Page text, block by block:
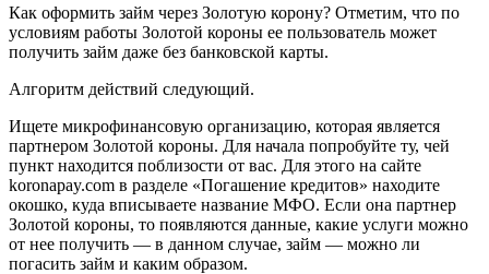
Как оформить займ через Золотую корону? Отметим, что по
условиям работы Золотой короны ее пользователь может
получить займ даже без банковской карты.
Алгоритм действий следующий.
Ищете микрофинансовую организацию, которая является
партнером Золотой короны. Для начала попробуйте ту, чей
пункт находится поблизости от вас. Для этого на сайте
koronapay.com в разделе «Погашение кредитов» находите
окошко, куда вписываете название МФО. Если она партнер
Золотой короны, то появляются данные, какие услуги можно
от нее получить — в данном случае, займ — можно ли
погасить займ и каким образом.